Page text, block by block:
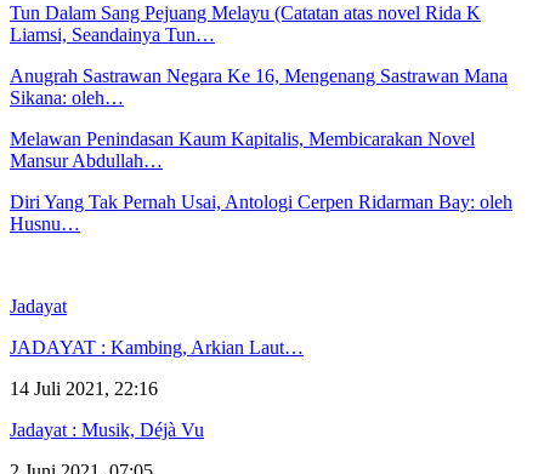
Tun Dalam Sang Pejuang Melayu (Catatan atas novel Rida K
Liamsi, Seandainya Tun…
Anugrah Sastrawan Negara Ke 16, Mengenang Sastrawan Mana
Sikana: oleh…
Melawan Penindasan Kaum Kapitalis, Membicarakan Novel
Mansur Abdullah…
Diri Yang Tak Pernah Usai, Antologi Cerpen Ridarman Bay: oleh
Husnu…
Jadayat
JADAYAT : Kambing, Arkian Laut…
14 Juli 2021, 22:16
Jadayat : Musik, Déjà Vu